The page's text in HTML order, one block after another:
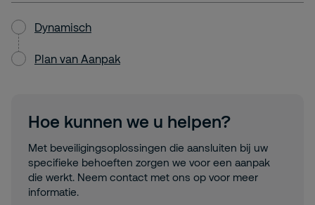
Dynamisch
Plan van Aanpak
Hoe kunnen we u helpen?
Met beveiligingsoplossingen die aansluiten bij uw
specifieke behoeften zorgen we voor een aanpak
die werkt. Neem contact met ons op voor meer
informatie.